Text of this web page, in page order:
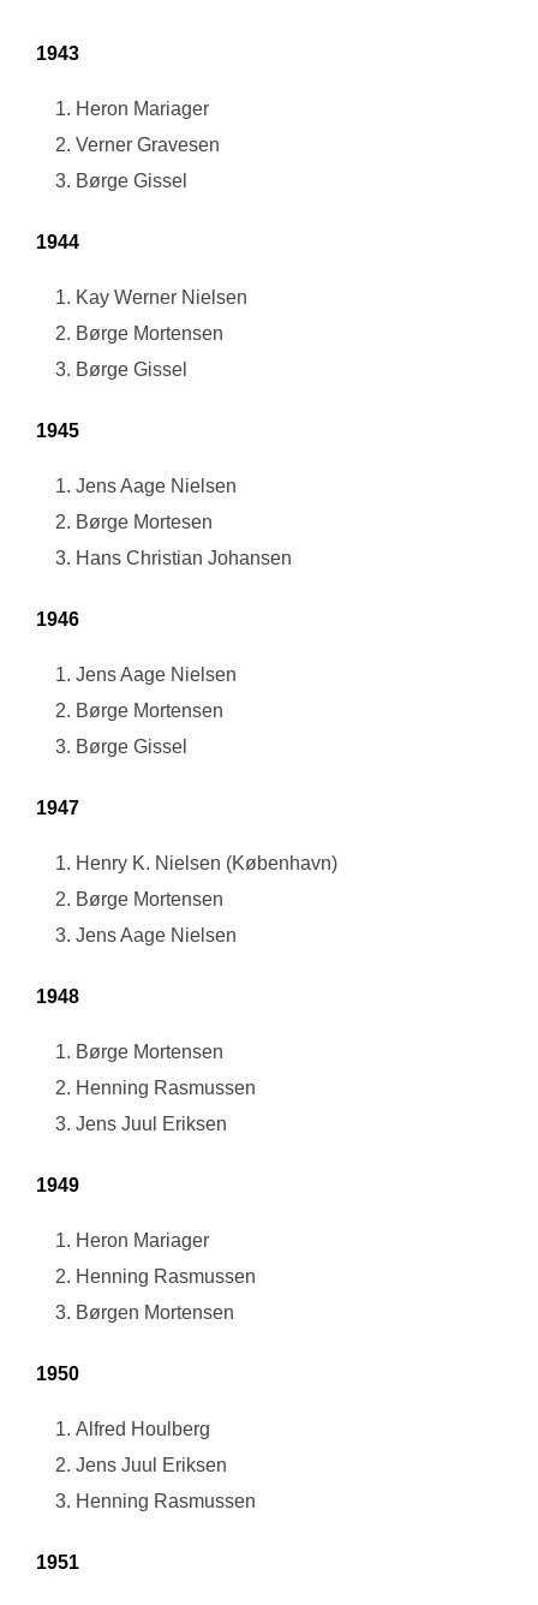
1943
Heron Mariager
Verner Gravesen
Børge Gissel
1944
Kay Werner Nielsen
Børge Mortensen
Børge Gissel
1945
Jens Aage Nielsen
Børge Mortesen
Hans Christian Johansen
1946
Jens Aage Nielsen
Børge Mortensen
Børge Gissel
1947
Henry K. Nielsen (København)
Børge Mortensen
Jens Aage Nielsen
1948
Børge Mortensen
Henning Rasmussen
Jens Juul Eriksen
1949
Heron Mariager
Henning Rasmussen
Børgen Mortensen
1950
Alfred Houlberg
Jens Juul Eriksen
Henning Rasmussen
1951